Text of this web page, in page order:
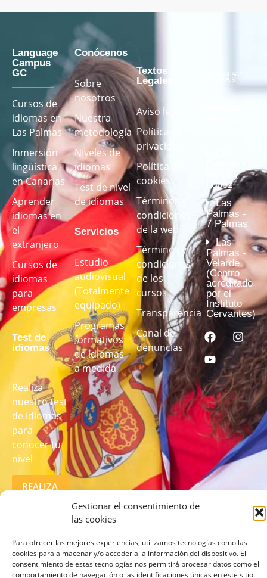
Gestionar el consentimiento de
las cookies
Para ofrecer las mejores experiencias, utilizamos tecnologías como las
cookies para almacenar y/o acceder a la información del dispositivo. El
consentimiento de estas tecnologías nos permitirá procesar datos como el
comportamiento de navegación o las identificaciones únicas en este sitio.
Language
Campus
GC
Cursos de
idiomas en
Las Palmas
Inmersión
lingüística
en Canarias
Aprender
idiomas en
el
extranjero
Cursos de
idiomas
para
empresas
Test de
idiomas
Realiza
nuestro test
de idiomas
para
conocer tu
nivel
REALIZA
Conócenos
Sobre
nosotros
Nuestra
metodología
Niveles de
idiomas
Test de nivel
de idiomas
Servicios
Estudio
audiovisual
(Totalmente
equipado)
Programas
formativos
de idiomas
a medida
Textos
Legales
Aviso legal
Política de
privacidad
Política de
cookies
Términos y
condiciones
de la web
Términos y
condiciones
de los
cursos
Transparencia
Canal de
denuncias
Mesa y
López
Las
Palmas -
7 Palmas
Las
Palmas -
Velarde
(Centro
acreditado
por el
Instituto
Cervantes)